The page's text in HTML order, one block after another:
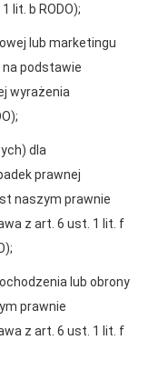
Zakupy w systemie
ratalnym
lit. b RODO);
lub marketingu
podstawie
wyrażenia
dla
prawnej
naszym prawnie
z art. 6 ust. 1 lit. f
lub obrony
prawnie
z art. 6 ust. 1 lit. f
cookies w celu